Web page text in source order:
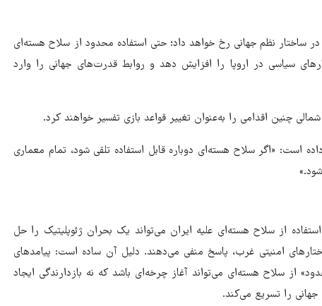
در ساختار نظم جهانی رخ خواهد داد؛ حتی استفاده محدود از سلاح هسته‌ای
سیاسی در اروپا را افزایش دهد و روابط قدرت‌های جهانی را وارد
چنین اقدامی را به‌عنوان تغییر قواعد بازی تفسیر خواهند کرد.
است: «اگر سلاح هسته‌ای دوباره قابل استفاده تلقی شود، تمام معماری
از سلاح هسته‌ای علیه ایران می‌تواند یک بحران ژئوپلیتیک را حل
امنیتی غرب، پاسخ منفی می‌دهند. دلیل آن ساده است: پیامدهای
از سلاح هسته‌ای می‌تواند آغاز چرخه‌ای باشد که نه بازدارندگی ایجاد
جهانی را تسریع می‌کند.